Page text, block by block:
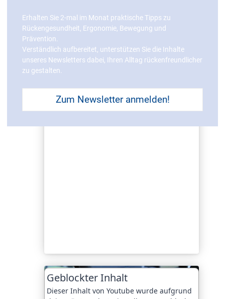
KONTAKT &
Öffnungzeiten
(Link)
04442 Zwenkau
Deutschland
Erhalten Sie 2-mal im Monat praktische Tipps zu
Rückengesundheit, Ergonomie, Bewegung und
Prävention.
Verständlich aufbereitet, unterstützen Sie die Inhalte
unseres Newsletters dabei, Ihren Alltag rückenfreundlicher
zu gestalten.
Zum Newsletter anmelden!